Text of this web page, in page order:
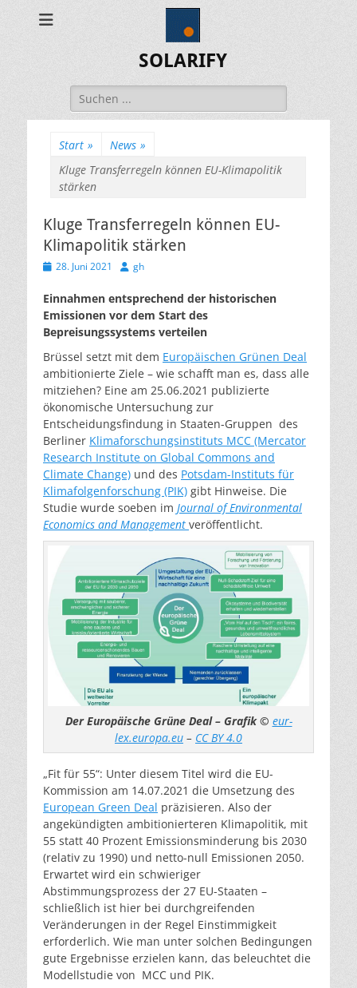
SOLARIFY
Suchen
nach:
Start » News »
Kluge Transferregeln können EU-Klimapolitik
stärken
Kluge Transferregeln können EU-
Klimapolitik stärken
Veröffentlicht
28. Juni 2021 Autor
gh
Einnahmen entsprechend der historischen
Emissionen vor dem Start des
Bepreisungssystems verteilen
Brüssel setzt mit dem Europäischen Grünen Deal
ambitionierte Ziele – wie schafft man es, dass alle
mitziehen? Eine am 25.06.2021 publizierte
ökonomische Untersuchung zur
Entscheidungsfindung in Staaten-Gruppen des
Berliner Klimaforschungsinstituts MCC (Mercator
Research Institute on Global Commons and
Climate Change) und des Potsdam-Instituts für
Klimafolgenforschung (PIK) gibt Hinweise. Die
Studie wurde soeben im Journal of Environmental
Economics and Management veröffentlicht.
Der Europäische Grüne Deal – Grafik © eur-
lex.europa.eu – CC BY 4.0
„Fit für 55“: Unter diesem Titel wird die EU-
Kommission am 14.07.2021 die Umsetzung des
European Green Deal präzisieren. Also der
angekündigten ambitionierteren Klimapolitik, mit
55 statt 40 Prozent Emissionsminderung bis 2030
(relativ zu 1990) und netto-null Emissionen 2050.
Erwartet wird ein schwieriger
Abstimmungsprozess der 27 EU-Staaten –
schließlich ist hier bei durchgreifenden
Veränderungen in der Regel Einstimmigkeit
erforderlich. Wie man unter solchen Bedingungen
gute Ergebnisse erzielen kann, das beleuchtet die
Modellstudie von MCC und PIK.